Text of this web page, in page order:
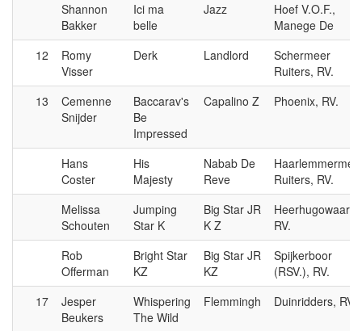
Shannon
Bakker
Ici ma
belle
Jazz
Hoef V.O.F.,
Manege De
12
Romy
Visser
Derk Landlord
Schermeer
Ruiters, RV.
13
Cemenne
Snijder
Baccarav's
Be
Impressed
Capalino Z Phoenix, RV.
Hans
Coster
His
Majesty
Nabab De
Reve
Ruiters, RV.
Melissa
Schouten
Jumping
Star K
Big Star JR
K Z
Heerhugowaard,
RV.
Rob
Offerman
Bright Star
KZ
Big Star JR
KZ
Spijkerboor
(RSV.), RV.
17
Jesper
Beukers
Whispering
The Wild
Flemmingh Duinridders, RV.